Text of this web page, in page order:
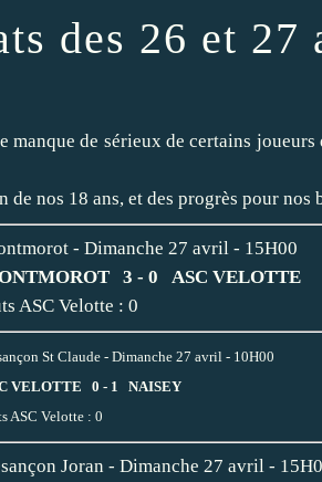
des 26 et 27
manque de sérieux de certains
de nos 18 ans, et des progrès pour nos
- Dimanche 27 avril - 15H00
3 - 0 ASC VELOTTE
ASC Velotte : 0
St Claude - Dimanche 27 avril - 10H00
VELOTTE 0 - 1 NAISEY
ASC Velotte : 0
Joran - Dimanche 27 avril -